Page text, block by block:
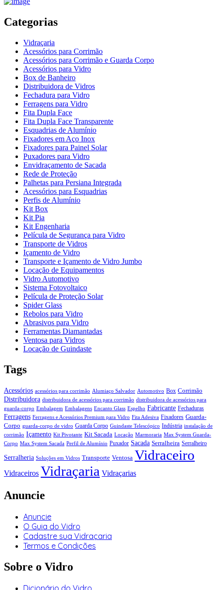
Categorias
Vidraçaria
Acessórios para Corrimão
Acessórios para Corrimão e Guarda Corpo
Acessórios para Vidro
Box de Banheiro
Distribuidora de Vidros
Fechadura para Vidro
Ferragens para Vidro
Fita Dupla Face
Fita Dupla Face Transparente
Esquadrias de Alumínio
Fixadores em Aço Inox
Fixadores para Painel Solar
Puxadores para Vidro
Envidraçamento de Sacada
Rede de Proteção
Palhetas para Persiana Integrada
Acessórios para Esquadrias
Perfis de Alumínio
Kit Box
Kit Pia
Kit Engenharia
Película de Segurança para Vidro
Transporte de Vidros
Içamento de Vidro
Transporte e Içamento de Vidro Jumbo
Locação de Equipamentos
Vidro Automotivo
Sistema Fotovoltaico
Película de Proteção Solar
Spider Glass
Rebolos para Vidro
Abrasivos para Vidro
Ferramentas Diamantadas
Ventosa para Vidros
Locação de Guindaste
Tags
Acessórios acessórios para corrimão Alumiaço Salvador Automotivo Box Corrimão
Distribuidora distribuidora de acessórios para corrimão distribuidora de acessórios para
guarda-corpo Embalagem Embalagens Encanto Glass Espelho Fabricante Fechaduras
Ferragens Ferragens e Acessórios Premium para Vidro Fita Adesiva Fixadores Guarda-
Corpo guarda-corpo de vidro Guarda Corpo Guindaste Telescópico Indústria instalação de
corrimão Içamento Kit Pivotante Kit Sacada Locação Marmoraria Max System Guarda-
Corpo Max System Sacada Perfil de Alumínio Puxador Sacada Serralheira Serralheiro
Serralheria Soluções em Vidros Transporte Ventosa Vidraceiro
Vidraceiros Vidraçaria Vidraçarias
Anuncie
Anuncie
O Guia do Vidro
Cadastre sua Vidraçaria
Termos e Condições
Sobre o Vidro
Dicionário do Vidro